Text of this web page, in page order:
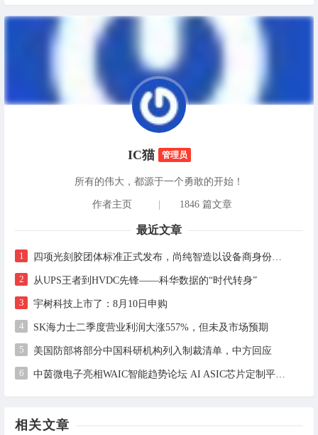
IC猫 管理员
所有的伟大，都源于一个勇敢的开始！
作者主页 1846 篇文章
最近文章
1 四项光刻胶团体标准正式发布，尚纯智造以设备商身份跻身标准起草席
2 从UPS王者到HVDC先锋——科华数据的“时代转身”
3 宇树科技上市了：8月10日申购
4 SK海力士二季度营业利润大涨557%，但未及市场预期
5 美国防部将部分中国科研机构列入制裁清单，中方回应
6 中茵微电子亮相WAIC智能趋势论坛 AI ASIC芯片定制平台赋能工业AI落地
相关文章